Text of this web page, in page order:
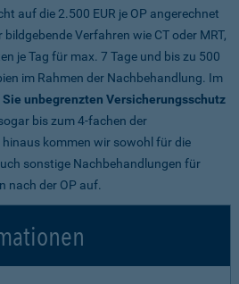
auf die 2.500 EUR je OP angerechnet
Verfahren wie CT oder MRT,
je Tag für max. 7 Tage und bis zu 500
im Rahmen der Nachbehandlung. Im
unbegrenzten Versicherungsschutz
bis zum 4-fachen der
kommen wir sowohl für die
sonstige Nachbehandlungen für
nach der OP auf.